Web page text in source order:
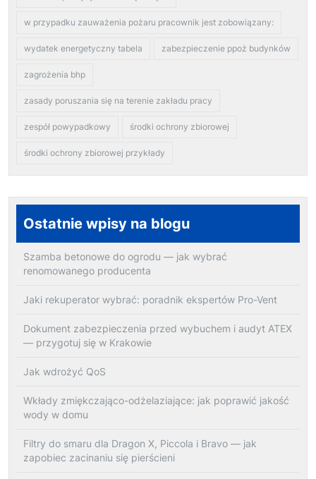
w przypadku zauważenia pożaru pracownik jest zobowiązany:
wydatek energetyczny tabela zabezpieczenie ppoż budynków
zagrożenia bhp
zasady poruszania się na terenie zakładu pracy
zespół powypadkowy środki ochrony zbiorowej
środki ochrony zbiorowej przykłady
Ostatnie wpisy na blogu
Szamba betonowe do ogrodu — jak wybrać
renomowanego producenta
Jaki rekuperator wybrać: poradnik ekspertów Pro-Vent
Dokument zabezpieczenia przed wybuchem i audyt ATEX
— przygotuj się w Krakowie
Jak wdrożyć QoS
Wkłady zmiękczająco-odżelaziające: jak poprawić jakość
wody w domu
Filtry do smaru dla Dragon X, Piccola i Bravo — jak
zapobiec zacinaniu się pierścieni